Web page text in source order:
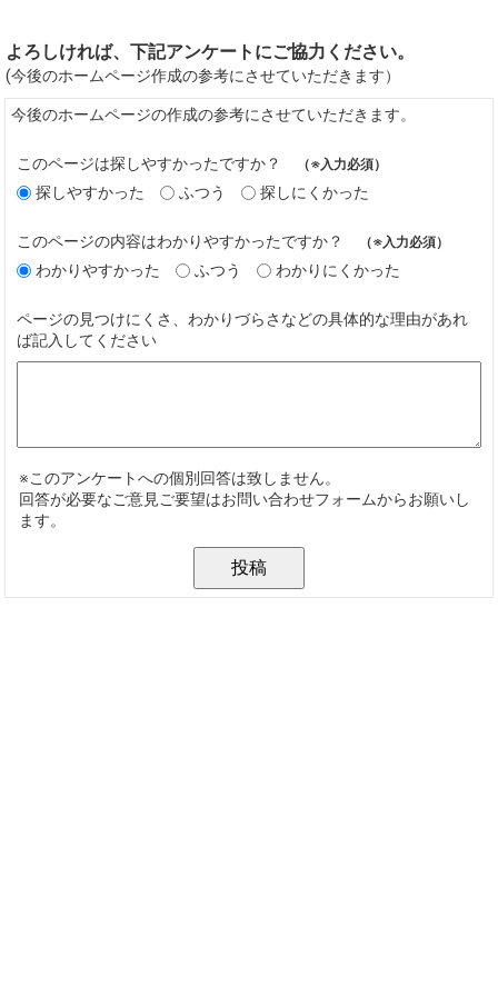
よろしければ、下記アンケートにご協力ください。
(今後のホームページ作成の参考にさせていただきます）
今後のホームページの作成の参考にさせていただきます。
このページは探しやすかったですか？ （※入力必須）
探しやすかった ふつう 探しにくかった
このページの内容はわかりやすかったですか？ （※入力必須）
わかりやすかった ふつう わかりにくかった
ページの見つけにくさ、わかりづらさなどの具体的な理由があれ
ば記入してください
※このアンケートへの個別回答は致しません。
回答が必要なご意見ご要望はお問い合わせフォームからお願いし
ます。